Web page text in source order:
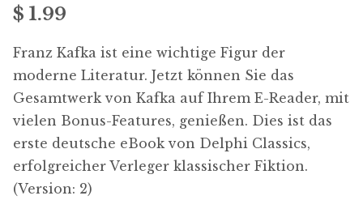
Free Downloads
Audiobooks
Videos
iPad and Apple Devices
$ 1.99
Franz Kafka ist eine wichtige Figur der
moderne Literatur. Jetzt können Sie das
Gesamtwerk von Kafka auf Ihrem E-Reader, mit
vielen Bonus-Features, genießen. Dies ist das
erste deutsche eBook von Delphi Classics,
erfolgreicher Verleger klassischer Fiktion.
(Version: 2)